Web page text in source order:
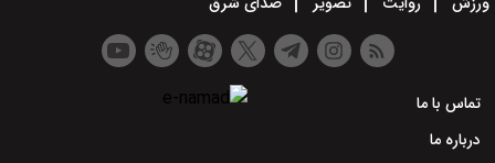
تماس با ما
درباره ما